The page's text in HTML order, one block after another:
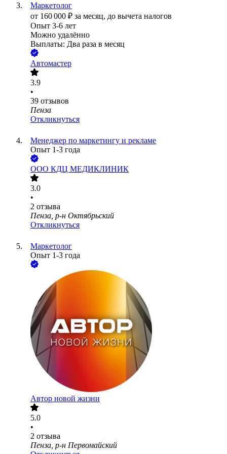
Маркетолог
от 160 000 ₽ за месяц, до вычета налогов
Опыт 3-6 лет
Можно удалённо
Выплаты: Два раза в месяц
Автомастер
3.9
•
39 отзывов
Пенза
Откликнуться
Менеджер по маркетингу и рекламе
Опыт 1-3 года
ООО КДЦ МЕДИКЛИНИК
3.0
•
2 отзыва
Пенза, р-н Октябрьский
Откликнуться
Маркетолог
Опыт 1-3 года
Автор новой жизни
5.0
•
2 отзыва
Пенза, р-н Первомайский